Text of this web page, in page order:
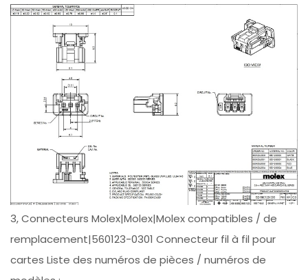
3, Connecteurs Molex|Molex|Molex compatibles / de
remplacement|560123-0301 Connecteur fil à fil pour
cartes Liste des numéros de pièces / numéros de